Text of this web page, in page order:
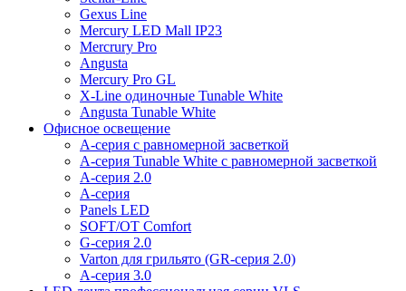
Gexus Line
Mercury LED Mall IP23
Mercrury Pro
Angusta
Mercury Pro GL
X-Line одиночные Tunable White
Angusta Tunable White
Офисное освещение
A-серия с равномерной засветкой
A-серия Tunable White с равномерной засветкой
A-серия 2.0
A-серия
Panels LED
SOFT/OT Comfort
G-серия 2.0
Varton для грильято (GR-серия 2.0)
A-серия 3.0